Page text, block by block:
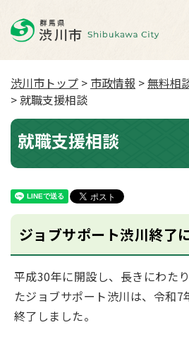
渋川市トップ > 市政情報 >無料相
> 就職支援相談
就職支援相談
ジョブサポート渋川終了
平成30年に開設し、長きにわた
たジョブサポート渋川は、令和7
終了しました。